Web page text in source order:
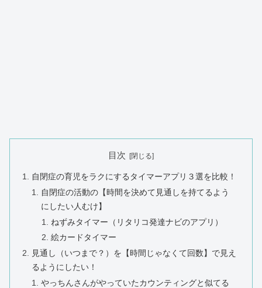
目次
自閉症の育児をラクにするタイマーアプリ３選を比較！
自閉症の活動の【時間を決めて見通しを持てるよう
にしたい人むけ】
ねずみタイマー（リタリコ発達ナビのアプリ）
絵カードタイマー
見通し（いつまで？）を【時間じゃなくて回数】で見え
るようにしたい！
やっちんさんがやっていたカウンティングと似てる